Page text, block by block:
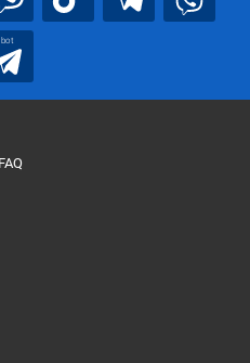
bot